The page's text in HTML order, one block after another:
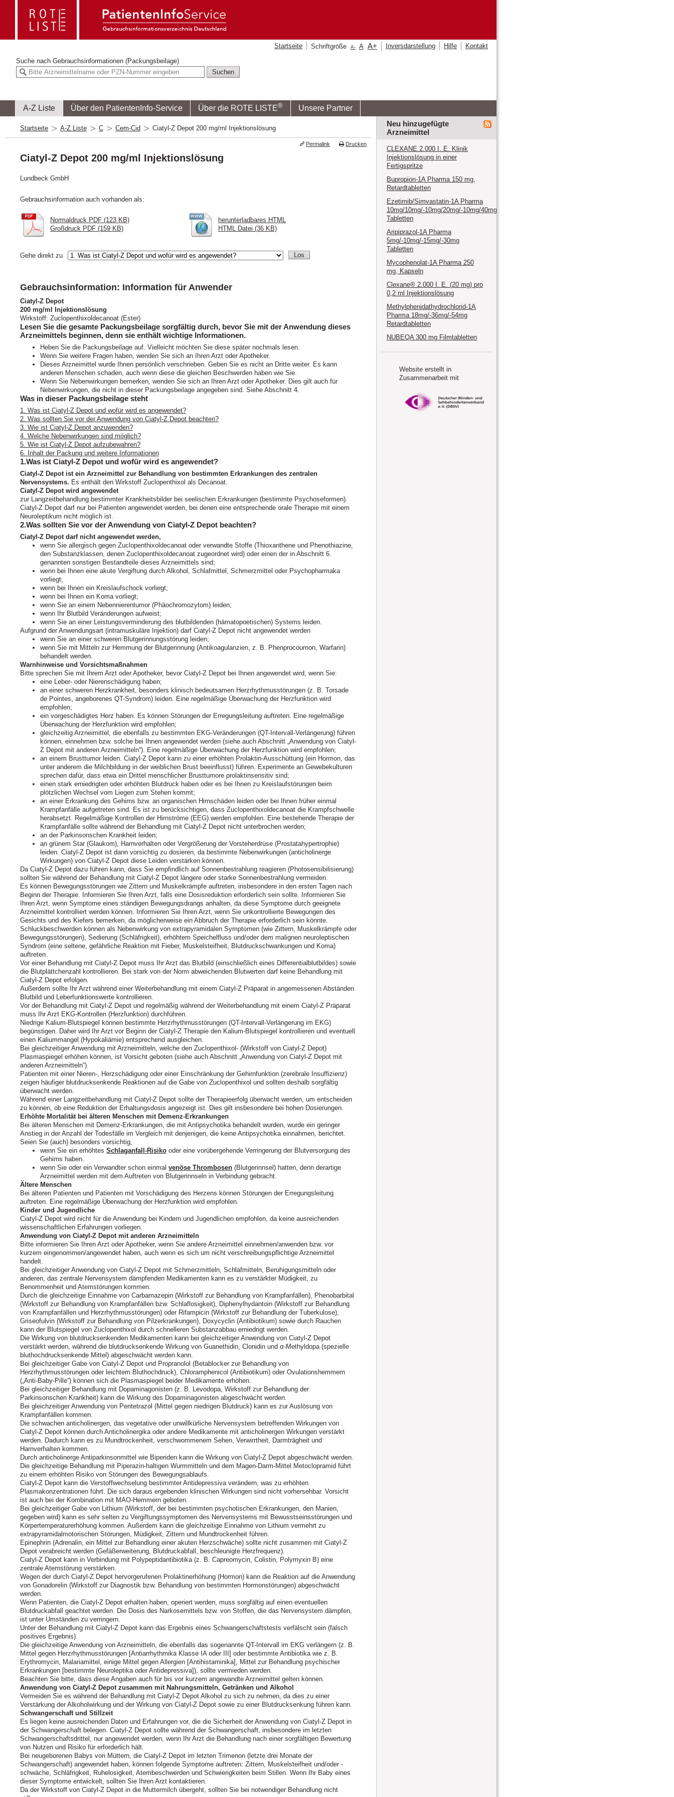
Suche nach Gebrauchsinformationen (Packungsbeilage)
A-Z Liste Über den PatientenInfo-Service Über die ROTE LISTE® Unsere Partner
Startseite Schriftgröße A- A A+ Inversdarstellung Hilfe Kontakt
Startseite A-Z Liste C Cem-Cid Ciatyl-Z Depot 200 mg/ml Injektionslösung
Ciatyl-Z Depot 200 mg/ml Injektionslösung
Lundbeck GmbH
Gebrauchsinformation auch vorhanden als:
Normaldruck PDF (123 KB)
Großdruck PDF (159 KB)
herunterladbares HTML
HTML Datei (36 KB)
Gehe direkt zu
Gebrauchsinformation: Information für Anwender
Ciatyl-Z Depot
200 mg/ml Injektionslösung
Wirkstoff: Zuclopenthixoldecanoat (Ester)
Lesen Sie die gesamte Packungsbeilage sorgfältig durch, bevor Sie mit der Anwendung dieses
Arzneimittels beginnen, denn sie enthält wichtige Informationen.
Heben Sie die Packungsbeilage auf. Vielleicht möchten Sie diese später nochmals lesen.
Wenn Sie weitere Fragen haben, wenden Sie sich an Ihren Arzt oder Apotheker.
Dieses Arzneimittel wurde Ihnen persönlich verschrieben. Geben Sie es nicht an Dritte weiter. Es kann
anderen Menschen schaden, auch wenn diese die gleichen Beschwerden haben wie Sie.
Wenn Sie Nebenwirkungen bemerken, wenden Sie sich an Ihren Arzt oder Apotheker. Dies gilt auch für
Nebenwirkungen, die nicht in dieser Packungsbeilage angegeben sind. Siehe Abschnitt 4.
Was in dieser Packungsbeilage steht
1. Was ist Ciatyl-Z Depot und wofür wird es angewendet?
2. Was sollten Sie vor der Anwendung von Ciatyl-Z Depot beachten?
3. Wie ist Ciatyl-Z Depot anzuwenden?
4. Welche Nebenwirkungen sind möglich?
5. Wie ist Ciatyl-Z Depot aufzubewahren?
6. Inhalt der Packung und weitere Informationen
1.Was ist Ciatyl-Z Depot und wofür wird es angewendet?
Ciatyl‑Z Depot ist ein Arzneimittel zur Behandlung von bestimmten Erkrankungen des zentralen
Nervensystems. Es enthält den Wirkstoff Zuclopenthixol als Decanoat.
Ciatyl‑Z Depot wird angewendet
zur Langzeitbehandlung bestimmter Krankheitsbilder bei seelischen Erkrankungen (bestimmte Psychoseformen).
Ciatyl‑Z Depot darf nur bei Patienten angewendet werden, bei denen eine entsprechende orale Therapie mit einem
Neuroleptikum nicht möglich ist.
2.Was sollten Sie vor der Anwendung von Ciatyl-Z Depot beachten?
Ciatyl‑Z Depot darf nicht angewendet werden,
wenn Sie allergisch gegen Zuclopenthixoldecanoat oder verwandte Stoffe (Thioxanthene und Phenothiazine,
den Substanzklassen, denen Zuclopenthixoldecanoat zugeordnet wird) oder einen der in Abschnitt 6.
genannten sonstigen Bestandteile dieses Arzneimittels sind;
wenn bei Ihnen eine akute Vergiftung durch Alkohol, Schlafmittel, Schmerzmittel oder Psychopharmaka
vorliegt;
wenn bei Ihnen ein Kreislaufschock vorliegt;
wenn bei Ihnen ein Koma vorliegt;
wenn Sie an einem Nebennierentumor (Phäochromozytom) leiden;
wenn Ihr Blutbild Veränderungen aufweist;
wenn Sie an einer Leistungsverminderung des blutbildenden (hämatopoetischen) Systems leiden.
Aufgrund der Anwendungsart (intramuskuläre Injektion) darf Ciatyl‑Z Depot nicht angewendet werden
wenn Sie an einer schweren Blutgerinnungsstörung leiden;
wenn Sie mit Mitteln zur Hemmung der Blutgerinnung (Antikoagulanzien, z. B. Phenprocoumon, Warfarin)
behandelt werden.
Warnhinweise und Vorsichtsmaßnahmen
Bitte sprechen Sie mit Ihrem Arzt oder Apotheker, bevor Ciatyl-Z Depot bei Ihnen angewendet wird, wenn Sie:
eine Leber- oder Nierenschädigung haben;
an einer schweren Herzkrankheit, besonders klinisch bedeutsamen Herzrhythmusstörungen (z. B. Torsade
de Pointes, angeborenes QT-Syndrom) leiden. Eine regelmäßige Überwachung der Herzfunktion wird
empfohlen;
ein vorgeschädigtes Herz haben. Es können Störungen der Erregungsleitung auftreten. Eine regelmäßige
Überwachung der Herzfunktion wird empfohlen;
gleichzeitig Arzneimittel, die ebenfalls zu bestimmten EKG-Veränderungen (QT-Intervall-Verlängerung) führen
können, einnehmen bzw. solche bei Ihnen angewendet werden (siehe auch Abschnitt „Anwendung von Ciatyl-
Z Depot mit anderen Arzneimitteln“). Eine regelmäßige Überwachung der Herzfunktion wird empfohlen;
an einem Brusttumor leiden. Ciatyl‑Z Depot kann zu einer erhöhten Prolaktin-Ausschüttung (ein Hormon, das
unter anderem die Milchbildung in der weiblichen Brust beeinflusst) führen. Experimente an Gewebekulturen
sprechen dafür, dass etwa ein Drittel menschlicher Brusttumore prolaktinsensitiv sind;
einen stark erniedrigten oder erhöhten Blutdruck haben oder es bei Ihnen zu Kreislaufstörungen beim
plötzlichen Wechsel vom Liegen zum Stehen kommt;
an einer Erkrankung des Gehirns bzw. an organischen Hirnschäden leiden oder bei Ihnen früher einmal
Krampfanfälle aufgetreten sind. Es ist zu berücksichtigen, dass Zuclopenthixoldecanoat die Krampfschwelle
herabsetzt. Regelmäßige Kontrollen der Hirnströme (EEG) werden empfohlen. Eine bestehende Therapie der
Krampfanfälle sollte während der Behandlung mit Ciatyl‑Z Depot nicht unterbrochen werden;
an der Parkinsonschen Krankheit leiden;
an grünem Star (Glaukom), Harnverhalten oder Vergrößerung der Vorsteherdrüse (Prostatahypertrophie)
leiden. Ciatyl‑Z Depot ist dann vorsichtig zu dosieren, da bestimmte Nebenwirkungen (anticholinerge
Wirkungen) von Ciatyl‑Z Depot diese Leiden verstärken können.
Da Ciatyl-Z Depot dazu führen kann, dass Sie empfindlich auf Sonnenbestrahlung reagieren (Photosensibilisierung)
sollten Sie während der Behandlung mit Ciatyl‑Z Depot längere oder starke Sonnenbestrahlung vermeiden.
Es können Bewegungsstörungen wie Zittern und Muskelkrämpfe auftreten, insbesondere in den ersten Tagen nach
Beginn der Therapie. Informieren Sie Ihren Arzt, falls eine Dosisreduktion erforderlich sein sollte. Informieren Sie
Ihren Arzt, wenn Symptome eines ständigen Bewegungsdrangs anhalten, da diese Symptome durch geeignete
Arzneimittel kontrolliert werden können. Informieren Sie Ihren Arzt, wenn Sie unkontrollierte Bewegungen des
Gesichts und des Kiefers bemerken, da möglicherweise ein Abbruch der Therapie erforderlich sein könnte.
Schluckbeschwerden können als Nebenwirkung von extrapyramidalen Symptomen (wie Zittern, Muskelkrämpfe oder
Bewegungsstörungen), Sedierung (Schläfrigkeit), erhöhtem Speichelfluss und/oder dem malignen neuroleptischen
Syndrom (eine seltene, gefährliche Reaktion mit Fieber, Muskelsteifheit, Blutdruckschwankungen und Koma)
auftreten.
Vor einer Behandlung mit Ciatyl‑Z Depot muss Ihr Arzt das Blutbild (einschließlich eines Differentialblutbildes) sowie
die Blutplättchenzahl kontrollieren. Bei stark von der Norm abweichenden Blutwerten darf keine Behandlung mit
Ciatyl‑Z Depot erfolgen.
Außerdem sollte Ihr Arzt während einer Weiterbehandlung mit einem Ciatyl‑Z Präparat in angemessenen Abständen
Blutbild und Leberfunktionswerte kontrollieren.
Vor der Behandlung mit Ciatyl‑Z Depot und regelmäßig während der Weiterbehandlung mit einem Ciatyl‑Z Präparat
muss Ihr Arzt EKG-Kontrollen (Herzfunktion) durchführen.
Niedrige Kalium-Blutspiegel können bestimmte Herzrhythmusstörungen (QT-Intervall-Verlängerung im EKG)
begünstigen. Daher wird Ihr Arzt vor Beginn der Ciatyl‑Z Therapie den Kalium-Blutspiegel kontrollieren und eventuell
einen Kaliummangel (Hypokaliämie) entsprechend ausgleichen.
Bei gleichzeitiger Anwendung mit Arzneimitteln, welche den Zuclopenthixol- (Wirkstoff von Ciatyl‑Z Depot)
Plasmaspiegel erhöhen können, ist Vorsicht geboten (siehe auch Abschnitt „Anwendung von Ciatyl-Z Depot mit
anderen Arzneimitteln“).
Patienten mit einer Nieren-, Herzschädigung oder einer Einschränkung der Gehirnfunktion (zerebrale Insuffizienz)
zeigen häufiger blutdrucksenkende Reaktionen auf die Gabe von Zuclopenthixol und sollten deshalb sorgfältig
überwacht werden.
Während einer Langzeitbehandlung mit Ciatyl‑Z Depot sollte der Therapieerfolg überwacht werden, um entscheiden
zu können, ob eine Reduktion der Erhaltungsdosis angezeigt ist. Dies gilt insbesondere bei hohen Dosierungen.
Erhöhte Mortalität bei älteren Menschen mit Demenz-Erkrankungen
Bei älteren Menschen mit Demenz-Erkrankungen, die mit Antipsychotika behandelt wurden, wurde ein geringer
Anstieg in der Anzahl der Todesfälle im Vergleich mit denjenigen, die keine Antipsychotika einnahmen, berichtet.
Seien Sie (auch) besonders vorsichtig,
wenn Sie ein erhöhtes Schlaganfall-Risiko oder eine vorübergehende Verringerung der Blutversorgung des
Gehirns haben.
wenn Sie oder ein Verwandter schon einmal venöse Thrombosen (Blutgerinnsel) hatten, denn derartige
Arzneimittel werden mit dem Auftreten von Blutgerinnseln in Verbindung gebracht.
Ältere Menschen
Bei älteren Patienten und Patienten mit Vorschädigung des Herzens können Störungen der Erregungsleitung
auftreten. Eine regelmäßige Überwachung der Herzfunktion wird empfohlen.
Kinder und Jugendliche
Ciatyl‑Z Depot wird nicht für die Anwendung bei Kindern und Jugendlichen empfohlen, da keine ausreichenden
wissenschaftlichen Erfahrungen vorliegen.
Anwendung von Ciatyl‑Z Depot mit anderen Arzneimitteln
Bitte informieren Sie Ihren Arzt oder Apotheker, wenn Sie andere Arzneimittel einnehmen/anwenden bzw. vor
kurzem eingenommen/angewendet haben, auch wenn es sich um nicht verschreibungspflichtige Arzneimittel
handelt.
Bei gleichzeitiger Anwendung von Ciatyl‑Z Depot mit Schmerzmitteln, Schlafmitteln, Beruhigungsmitteln oder
anderen, das zentrale Nervensystem dämpfenden Medikamenten kann es zu verstärkter Müdigkeit, zu
Benommenheit und Atemstörungen kommen.
Durch die gleichzeitige Einnahme von Carbamazepin (Wirkstoff zur Behandlung von Krampfanfällen), Phenobarbital
(Wirkstoff zur Behandlung von Krampfanfällen bzw. Schlaflosigkeit), Diphenylhydantoin (Wirkstoff zur Behandlung
von Krampfanfällen und Herzrhythmusstörungen) oder Rifampicin (Wirkstoff zur Behandlung der Tuberkulose),
Griseofulvin (Wirkstoff zur Behandlung von Pilzerkrankungen), Doxycyclin (Antibiotikum) sowie durch Rauchen
kann der Blutspiegel von Zuclopenthixol durch schnelleren Substanzabbau erniedrigt werden.
Die Wirkung von blutdrucksenkenden Medikamenten kann bei gleichzeitiger Anwendung von Ciatyl‑Z Depot
verstärkt werden, während die blutdrucksenkende Wirkung von Guanethidin, Clonidin und α-Methyldopa (spezielle
bluthochdrucksenkende Mittel) abgeschwächt werden kann.
Bei gleichzeitiger Gabe von Ciatyl‑Z Depot und Propranolol (Betablocker zur Behandlung von
Herzrhythmusstörungen oder leichtem Bluthochdruck), Chloramphenicol (Antibiotikum) oder Ovulationshemmern
(„Anti-Baby-Pille“) können sich die Plasmaspiegel beider Medikamente erhöhen.
Bei gleichzeitiger Behandlung mit Dopaminagonisten (z. B. Levodopa, Wirkstoff zur Behandlung der
Parkinsonschen Krankheit) kann die Wirkung des Dopaminagonisten abgeschwächt werden.
Bei gleichzeitiger Anwendung von Pentetrazol (Mittel gegen niedrigen Blutdruck) kann es zur Auslösung von
Krampfanfällen kommen.
Die schwachen anticholinergen, das vegetative oder unwillkürliche Nervensystem betreffenden Wirkungen von
Ciatyl‑Z Depot können durch Anticholinergika oder andere Medikamente mit anticholinergen Wirkungen verstärkt
werden. Dadurch kann es zu Mundtrockenheit, verschwommenem Sehen, Verwirrtheit, Darmträgheit und
Harnverhalten kommen.
Durch anticholinerge Antiparkinsonmittel wie Biperiden kann die Wirkung von Ciatyl‑Z Depot abgeschwächt werden.
Die gleichzeitige Behandlung mit Piperazin-haltigen Wurmmitteln und dem Magen-Darm-Mittel Metoclopramid führt
zu einem erhöhten Risiko von Störungen des Bewegungsablaufs.
Ciatyl‑Z Depot kann die Verstoffwechselung bestimmter Antidepressiva verändern, was zu erhöhten
Plasmakonzentrationen führt. Die sich daraus ergebenden klinischen Wirkungen sind nicht vorhersehbar. Vorsicht
ist auch bei der Kombination mit MAO-Hemmern geboten.
Bei gleichzeitiger Gabe von Lithium (Wirkstoff, der bei bestimmten psychotischen Erkrankungen, den Manien,
gegeben wird) kann es sehr selten zu Vergiftungssymptomen des Nervensystems mit Bewusstseinsstörungen und
Körpertemperaturerhöhung kommen. Außerdem kann die gleichzeitige Einnahme von Lithium vermehrt zu
extrapyramidalmotorischen Störungen, Müdigkeit, Zittern und Mundtrockenheit führen.
Epinephrin (Adrenalin, ein Mittel zur Behandlung einer akuten Herzschwäche) sollte nicht zusammen mit Ciatyl‑Z
Depot verabreicht werden (Gefäßerweiterung, Blutdruckabfall, beschleunigte Herzfrequenz).
Ciatyl‑Z Depot kann in Verbindung mit Polypeptidantibiotika (z. B. Capreomycin, Colistin, Polymyxin B) eine
zentrale Atemstörung verstärken.
Wegen der durch Ciatyl‑Z Depot hervorgerufenen Prolaktinerhöhung (Hormon) kann die Reaktion auf die Anwendung
von Gonadorelin (Wirkstoff zur Diagnostik bzw. Behandlung von bestimmten Hormonstörungen) abgeschwächt
werden.
Wenn Patienten, die Ciatyl‑Z Depot erhalten haben, operiert werden, muss sorgfältig auf einen eventuellen
Blutdruckabfall geachtet werden. Die Dosis des Narkosemittels bzw. von Stoffen, die das Nervensystem dämpfen,
ist unter Umständen zu verringern.
Unter der Behandlung mit Ciatyl‑Z Depot kann das Ergebnis eines Schwangerschaftstests verfälscht sein (falsch
positives Ergebnis).
Die gleichzeitige Anwendung von Arzneimitteln, die ebenfalls das sogenannte QT-Intervall im EKG verlängern (z. B.
Mittel gegen Herzrhythmusstörungen [Antiarrhythmika Klasse IA oder III] oder bestimmte Antibiotika wie z. B.
Erythromycin, Malariamittel, einige Mittel gegen Allergien [Antihistaminika], Mittel zur Behandlung psychischer
Erkrankungen [bestimmte Neuroleptika oder Antidepressiva]), sollte vermieden werden.
Beachten Sie bitte, dass diese Angaben auch für bis vor kurzem angewandte Arzneimittel gelten können.
Anwendung von Ciatyl-Z Depot zusammen mit Nahrungsmitteln, Getränken und Alkohol
Vermeiden Sie es während der Behandlung mit Ciatyl‑Z Depot Alkohol zu sich zu nehmen, da dies zu einer
Verstärkung der Alkoholwirkung und der Wirkung von Ciatyl‑Z Depot sowie zu einer Blutdrucksenkung führen kann.
Schwangerschaft und Stillzeit
Es liegen keine ausreichenden Daten und Erfahrungen vor, die die Sicherheit der Anwendung von Ciatyl‑Z Depot in
der Schwangerschaft belegen. Ciatyl‑Z Depot sollte während der Schwangerschaft, insbesondere im letzten
Schwangerschaftsdrittel, nur angewendet werden, wenn Ihr Arzt die Behandlung nach einer sorgfältigen Bewertung
von Nutzen und Risiko für erforderlich hält.
Bei neugeborenen Babys von Müttern, die Ciatyl-Z Depot im letzten Trimenon (letzte drei Monate der
Schwangerschaft) angewendet haben, können folgende Symptome auftreten: Zittern, Muskelsteifheit und/oder -
schwäche, Schläfrigkeit, Ruhelosigkeit, Atembeschwerden und Schwierigkeiten beim Stillen. Wenn Ihr Baby eines
dieser Symptome entwickelt, sollten Sie Ihren Arzt kontaktieren.
Da der Wirkstoff von Ciatyl‑Z Depot in die Muttermilch übergeht, sollten Sie bei notwendiger Behandlung nicht
Permalink Drucken
Neu hinzugefügte
Arzneimittel
CLEXANE 2.000 I. E. Klinik
Injektionslösung in einer
Fertigspritze
Bupropion-1A Pharma 150 mg,
Retardtabletten
Ezetimib/Simvastatin-1A Pharma
10mg/10mg/-10mg/20mg/-10mg/40mg/-10mg/80mg
Tabletten
Aripiprazol-1A Pharma
5mg/-10mg/-15mg/-30mg
Tabletten
Mycophenolat-1A Pharma 250
mg, Kapseln
Clexane® 2.000 I. E. (20 mg) pro
0,2 ml Injektionslösung
Methylphenidathydrochlorid-1A
Pharma 18mg/-36mg/-54mg
Retardtabletten
NUBEQA 300 mg Filmtabletten
Website erstellt in
Zusammenarbeit mit